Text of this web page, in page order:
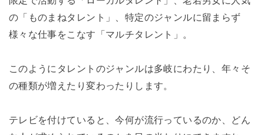
の「ものまねタレント」、特定のジャンルに留まらず
様々な仕事をこなす「マルチタレント」。
このようにタレントのジャンルは多岐にわたり、年々そ
の種類が増えたり変わったりします。
テレビを付けていると、今何が流行っているのか、どん